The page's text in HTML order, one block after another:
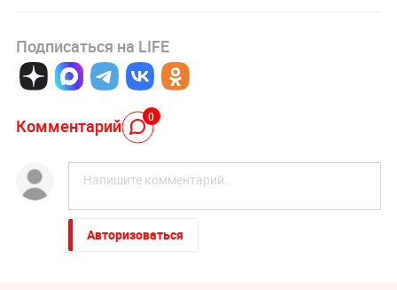
Подписаться на LIFE
Комментарий 0
Авторизоваться